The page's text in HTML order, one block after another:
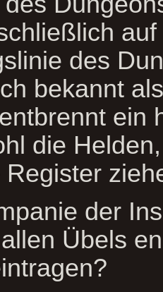
des
bekannt
ein
die
Register
der
Übels